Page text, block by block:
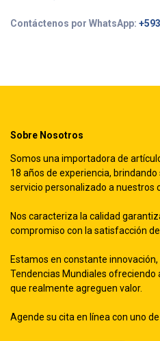
Contáctenos por WhatsApp:
Sobre Nosotros
Somos una importadora de
18 años de experiencia,
servicio personalizado a nuestros
Nos caracteriza la calidad
compromiso con la satisfacción
Estamos en constante
Tendencias Mundiales
que realmente agreguen valor.
Agende su cita en línea con uno